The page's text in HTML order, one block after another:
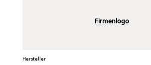
Firmenlogo
Hersteller